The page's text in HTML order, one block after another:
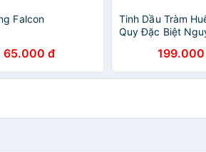
Falcon
65.000 đ
Tinh Dầu Tràm
Quy Đặc Biệt